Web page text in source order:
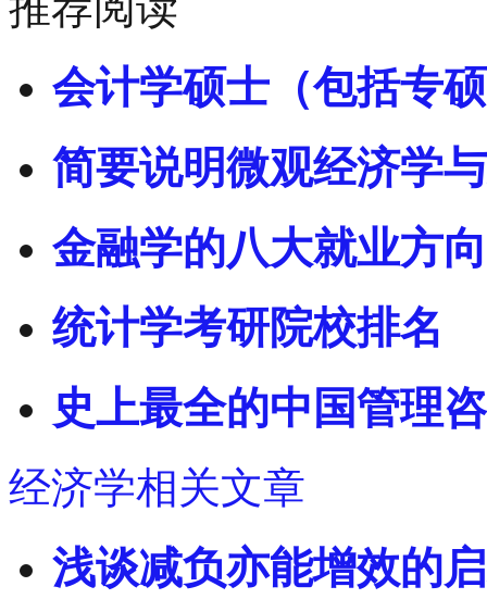
会计学硕士（包括专
简要说明微观经济学
金融学的八大就业方
统计学考研院校排名
史上最全的中国管理
经济学相关文章
浅谈减负亦能增效的